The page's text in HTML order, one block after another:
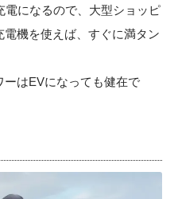
電になるので、大型ショッピ
機を使えば、すぐに満タン
はEVになっても健在で